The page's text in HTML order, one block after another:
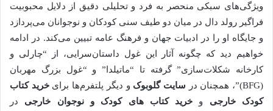
ویژگی‌های سبکی منحصر به فرد و تحلیلی دقیق از دلایل محبوبیت
فراگیر رولد دال در میان دو طیف سنی کودکان و نوجوانان می‌پردازد
و جایگاه او را در ادبیات جهان و فرهنگ عامه تبیین می‌کند. در ادامه
خواهیم دید که چگونه آثار این غول داستان‌سرایی، از “چارلی و
کارخانه شکلات‌سازی” گرفته تا “ماتیلدا” و “غول بزرگ مهربان
(BFG)”، همچنان در
سایت گلوبوک و دیگر پلتفرم‌ها برایخرید کتاب
کودک خارجی و خرید کتاب‌ های کودک و نوجوان خارجی در